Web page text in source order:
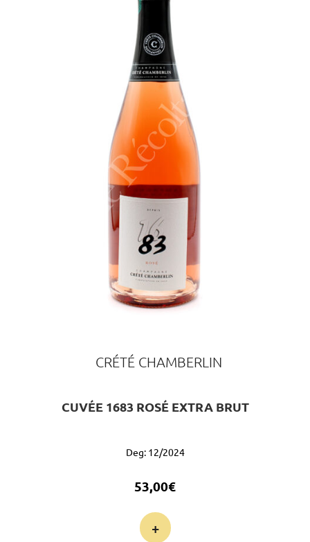
CRÉTÉ CHAMBERLIN
CUVÉE 1683 ROSÉ EXTRA BRUT
Deg: 12/2024
53,00€
+